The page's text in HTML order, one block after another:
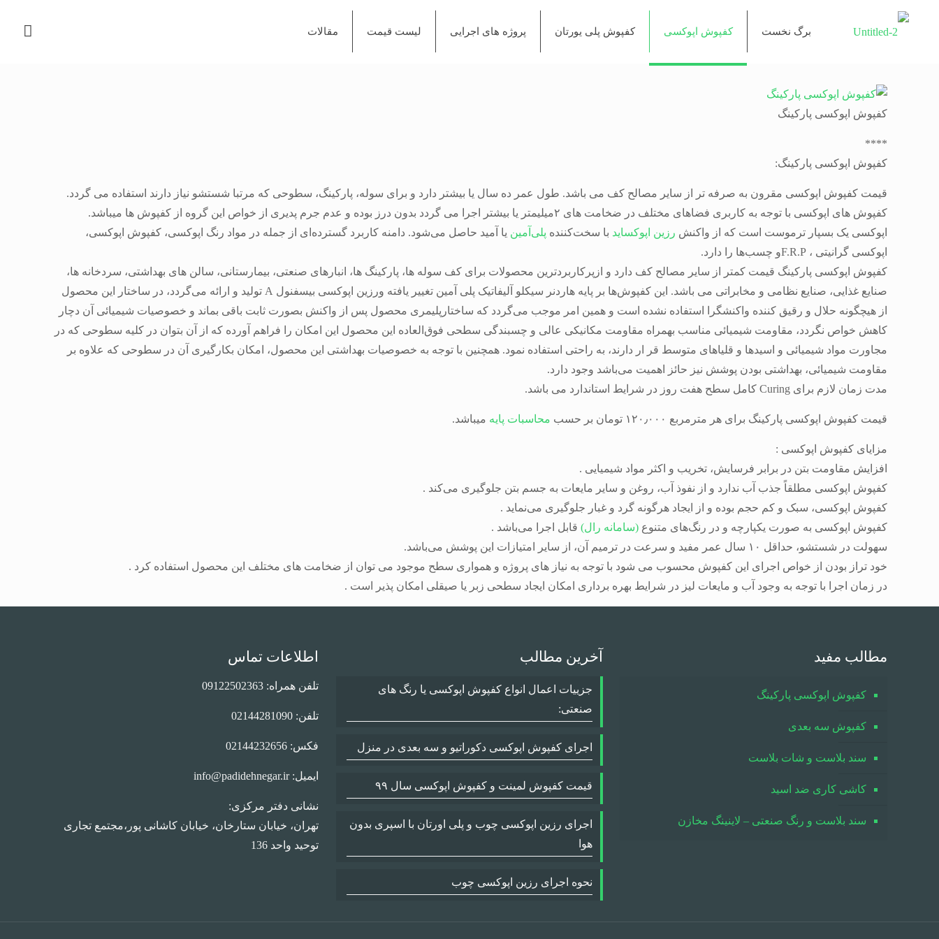
برگ نخست کفپوش اپوکسی کفپوش پلی یورتان پروژه های اجرایی لیست قیمت مقالات
کفپوش اپوکسی پارکینگ
****
کفپوش اپوکسی پارکینگ:
قیمت کفپوش اپوکسی مقرون به صرفه تر از سایر مصالح کف می باشد. طول عمر ده سال یا بیشتر دارد و برای سوله، پارکینگ، سطوحی که مرتبا شستشو نیاز دارند استفاده می گردد.
کفپوش های اپوکسی با توجه به کاربری فضاهای مختلف در ضخامت های ۲میلیمتر یا بیشتر اجرا می گردد بدون درز بوده و عدم جرم پدیری از خواص این گروه از کفپوش ها میباشد.
اپوکسی یک بسپار ترموست است که از واکنش رزین اپوکساید با سخت‌کننده پلی‌آمین یا آمید حاصل می‌شود. دامنه کاربرد گسترده‌ای از جمله در مواد رنگ اپوکسی، کفپوش اپوکسی،
اپوکسی گرانیتی ، F.R.Pو چسب‌ها را دارد.
کفپوش اپوکسی پارکینگ قیمت کمتر از سایر مصالح کف دارد و ازپرکاربردترین محصولات برای کف سوله ها، پارکینگ ها، انبارهای صنعتی، بیمارستانی، سالن های بهداشتی، سردخانه ها،
صنایع غذایی، صنایع نظامی و مخابراتی می باشد. این کفپوش‌ها بر پایه هاردنر سیکلو آلیفاتیک پلی آمین تغییر یافته ورزین اپوکسی بیسفنول A تولید و ارائه می‌گردد، در ساختار این محصول
از هیچگونه حلال و رقیق کننده واکنشگرا استفاده نشده است و همین امر موجب می‌گردد که ساختارپلیمری محصول پس از واکنش بصورت ثابت باقی بماند و خصوصیات شیمیائی آن دچار
کاهش خواص نگردد، مقاومت شیمیائی مناسب بهمراه مقاومت مکانیکی عالی و چسبندگی سطحی فوق‌العاده این محصول این امکان را فراهم آورده که از آن بتوان در کلیه سطوحی که در
مجاورت مواد شیمیائی و اسیدها و قلیاهای متوسط قر ار دارند، به راحتی استفاده نمود. همچنین با توجه به خصوصیات بهداشتی این محصول، امکان بکارگیری آن در سطوحی که علاوه بر
مقاومت شیمیائی، بهداشتی بودن پوشش نیز حائز اهمیت می‌باشد وجود دارد.
مدت زمان لازم برای Curing کامل سطح هفت روز در شرایط استاندارد می باشد.
قیمت کفپوش اپوکسی پارکینگ برای هر مترمربع ۱۲۰٫۰۰۰ تومان بر حسب محاسبات پایه میباشد.
مزایای کفپوش اپوکسی :
افزایش مقاومت بتن در برابر فرسایش، تخریب و اکثر مواد شیمیایی .
کفپوش اپوکسی مطلقاً جذب آب ندارد و از نفوذ آب، روغن و سایر مایعات به جسم بتن جلوگیری می‌کند .
کفپوش اپوکسی، سبک و کم حجم بوده و از ایجاد هرگونه گرد و غبار جلوگیری می‌نماید .
کفپوش اپوکسی به صورت یکپارچه و در رنگ‌های متنوع(سامانه رال) قابل اجرا می‌باشد .
سهولت در شستشو، حداقل ۱۰ سال عمر مفید و سرعت در ترمیم آن، از سایر امتیازات این پوشش می‌باشد.
خود تراز بودن از خواص اجرای این کفپوش محسوب می شود با توجه به نیاز های پروژه و همواری سطح موجود می توان از ضخامت های مختلف این محصول استفاده کرد .
در زمان اجرا با توجه به وجود آب و مایعات لیز در شرایط بهره برداری امکان ایجاد سطحی زبر یا صیقلی امکان پذیر است .
اطلاعات تماس
تلفن همراه: 09122502363
تلفن: 02144281090
فکس: 02144232656
ایمیل: info@padidehnegar.ir
نشانی دفتر مرکزی:
تهران، خیابان ستارخان، خیابان کاشانی پور،مجتمع تجاری
توحید واحد 136
آخرین مطالب
جزییات اعمال انواع کفپوش اپوکسی یا رنگ های
صنعتی:
اجرای کفپوش اپوکسی دکوراتیو و سه بعدی در منزل
قیمت کفپوش لمینت و کفپوش اپوکسی سال ۹۹
اجرای رزین اپوکسی چوب و پلی اورتان با اسپری بدون
هوا
نحوه اجرای رزین اپوکسی چوب
مطالب مفید
کفپوش اپوکسی پارکینگ
کفپوش سه بعدی
سند بلاست و شات بلاست
کاشی کاری ضد اسید
سند بلاست و رنگ صنعتی – لاینینگ مخازن